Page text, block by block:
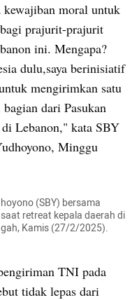
kewajiban moral untuk
prajurit-prajurit
ini. Mengapa?
dulu,saya berinisiatif
mengirimkan satu
dari Pasukan
Lebanon," kata SBY
Minggu
(SBY) bersama
retreat kepala daerah di
Kamis (27/2/2025).
TNI pada
tidak lepas dari